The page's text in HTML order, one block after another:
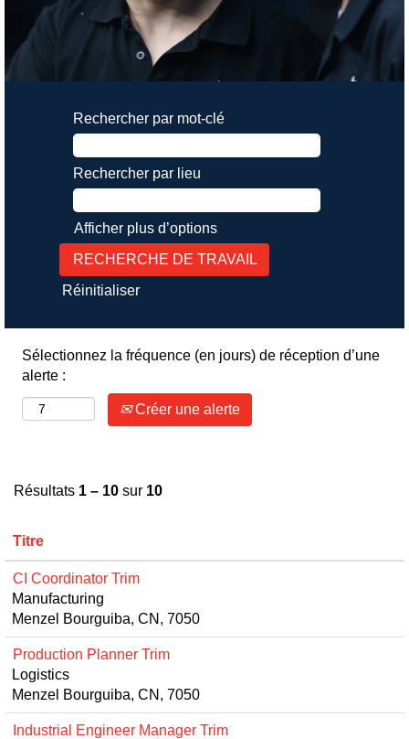
Rechercher par mot-clé
Rechercher par lieu
Afficher plus d’options
Réinitialiser
Sélectionnez la fréquence (en jours) de réception d’une
alerte :
Créer une alerte
Résultats 1 – 10 sur 10
Titre
CI Coordinator Trim
Manufacturing
Menzel Bourguiba, CN, 7050
Production Planner Trim
Logistics
Menzel Bourguiba, CN, 7050
Industrial Engineer Manager Trim